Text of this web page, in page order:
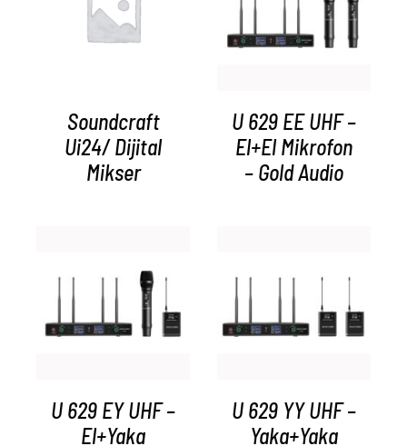
AYRINTILAR
Soundcraft
Ui24/ Dijital
Mikser
AYRINTILAR
U 629 EE UHF –
El+El Mikrofon
– Gold Audio
AYRINTILAR
U 629 EY UHF –
El+Yaka
AYRINTILAR
U 629 YY UHF –
Yaka+Yaka